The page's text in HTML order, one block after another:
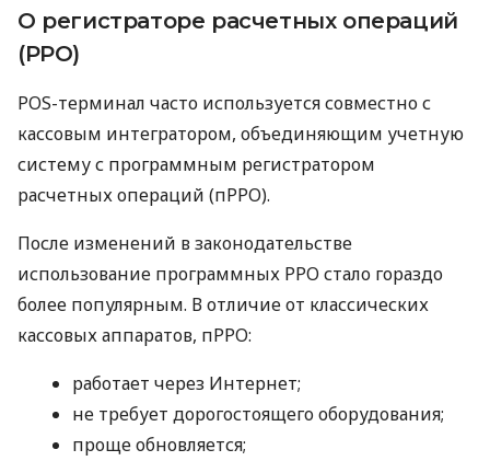
О регистраторе расчетных операций
(РРО)
POS-терминал часто используется совместно с
кассовым интегратором, объединяющим учетную
систему с программным регистратором
расчетных операций (пРРО).
После изменений в законодательстве
использование программных РРО стало гораздо
более популярным. В отличие от классических
кассовых аппаратов, пРРО:
работает через Интернет;
не требует дорогостоящего оборудования;
проще обновляется;